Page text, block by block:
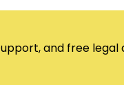
and free legal